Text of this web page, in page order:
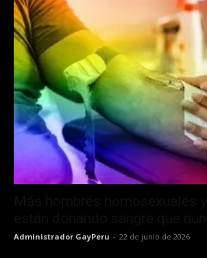
Administrador GayPeru - 22 de junio de 2026